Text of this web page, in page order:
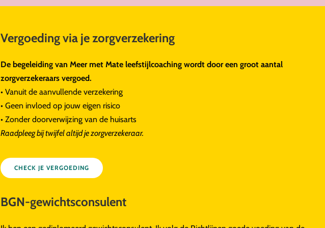
Vergoeding via je zorgverzekering
De begeleiding van Meer met Mate leefstijlcoaching wordt door een groot aantal
zorgverzekeraars vergoed.
• Vanuit de aanvullende verzekering
• Geen invloed op jouw eigen risico
• Zonder doorverwijzing van de huisarts
Raadpleeg bij twijfel altijd je zorgverzekeraar.
CHECK JE VERGOEDING
BGN-gewichtsconsulent